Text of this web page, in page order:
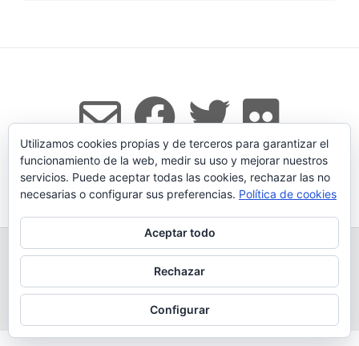
Tema:Voguede Kaira
TODOS LOS PRODUCTOS LEGADO
QUESERÍA
GANADERÍA PROPIA
CONDICIONES DE COMPRA
AVISO LEGAL Y POLÍTICA DE PRIVACIDAD
POLÍTICA DE COOKIES
MÁS INFORMACIÓN SOBRE LAS COOKIES
Utilizamos cookies propias y de terceros para garantizar el
funcionamiento de la web, medir su uso y mejorar nuestros
servicios. Puede aceptar todas las cookies, rechazar las no
necesarias o configurar sus preferencias. Política de cookies
Aceptar todo
Rechazar
Configurar